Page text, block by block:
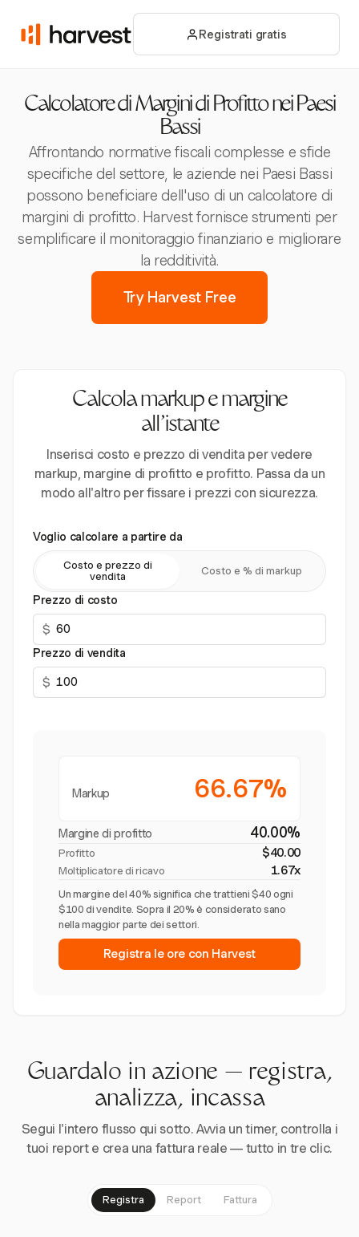
Registrati gratis
Calcolatore di Margini di Profitto nei Paesi
Bassi
Affrontando normative fiscali complesse e sfide
specifiche del settore, le aziende nei Paesi Bassi
possono beneficiare dell'uso di un calcolatore di
margini di profitto. Harvest fornisce strumenti per
semplificare il monitoraggio finanziario e migliorare
la redditività.
Try Harvest Free
Calcola markup e margine
all'istante
Inserisci costo e prezzo di vendita per vedere
markup, margine di profitto e profitto. Passa da un
modo all'altro per fissare i prezzi con sicurezza.
Voglio calcolare a partire da
Costo e prezzo di
vendita
Costo e % di markup
Prezzo di costo
$
Prezzo di vendita
$
Markup 66.67%
Margine di profitto 40.00%
Profitto $40.00
Moltiplicatore di ricavo 1.67x
Un margine del 40% significa che trattieni $40 ogni
$100 di vendite. Sopra il 20% è considerato sano
nella maggior parte dei settori.
Registra le ore con Harvest
Guardalo in azione — registra,
analizza, incassa
Segui l'intero flusso qui sotto. Avvia un timer, controlla i
tuoi report e crea una fattura reale — tutto in tre clic.
Registra Report Fattura